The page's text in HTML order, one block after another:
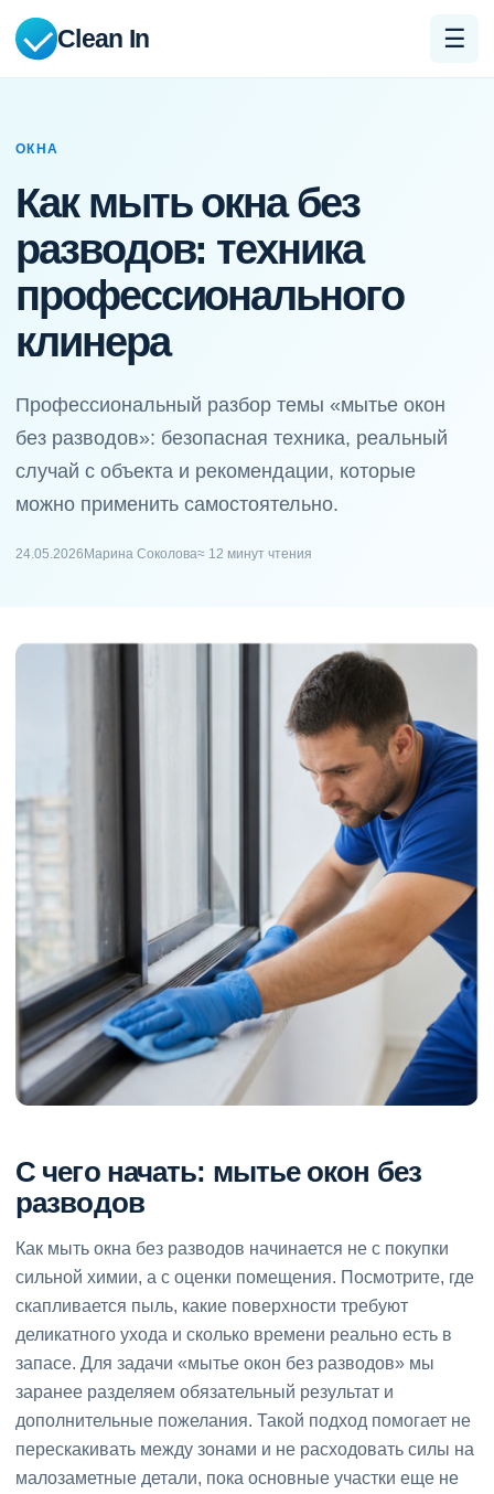
Clean In ☰
ОКНА
Как мыть окна без
разводов: техника
профессионального
клинера
Профессиональный разбор темы «мытье окон
без разводов»: безопасная техника, реальный
случай с объекта и рекомендации, которые
можно применить самостоятельно.
24.05.2026Марина Соколова≈ 12 минут чтения
С чего начать: мытье окон без
разводов
Как мыть окна без разводов начинается не с покупки
сильной химии, а с оценки помещения. Посмотрите, где
скапливается пыль, какие поверхности требуют
деликатного ухода и сколько времени реально есть в
запасе. Для задачи «мытье окон без разводов» мы
заранее разделяем обязательный результат и
дополнительные пожелания. Такой подход помогает не
перескакивать между зонами и не расходовать силы на
малозаметные детали, пока основные участки еще не